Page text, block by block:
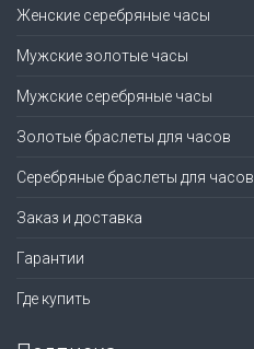
Женские серебряные часы
Мужские золотые часы
Мужские серебряные часы
Золотые браслеты для часов
Серебряные браслеты для часов
Заказ и доставка
Гарантии
Где купить